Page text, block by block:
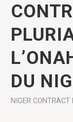
DU
NIGER CONTRACT